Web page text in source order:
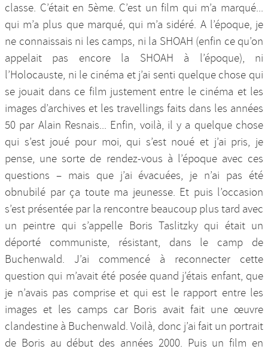
classe. C’était en 5ème. C’est un film qui m’a marqué...
qui m’a plus que marqué, qui m’a sidéré. A l’époque, je
ne connaissais ni les camps, ni la SHOAH (enfin ce qu’on
appelait pas encore la SHOAH à l’époque), ni
l’Holocauste, ni le cinéma et j’ai senti quelque chose qui
se jouait dans ce film justement entre le cinéma et les
images d’archives et les travellings faits dans les années
50 par Alain Resnais... Enfin, voilà, il y a quelque chose
qui s’est joué pour moi, qui s’est noué et j’ai pris, je
pense, une sorte de rendez-vous à l’époque avec ces
questions – mais que j’ai évacuées, je n’ai pas été
obnubilé par ça toute ma jeunesse. Et puis l’occasion
s’est présentée par la rencontre beaucoup plus tard avec
un peintre qui s’appelle Boris Taslitzky qui était un
déporté communiste, résistant, dans le camp de
Buchenwald. J’ai commencé à reconnecter cette
question qui m’avait été posée quand j’étais enfant, que
je n’avais pas comprise et qui est le rapport entre les
images et les camps car Boris avait fait une œuvre
clandestine à Buchenwald. Voilà, donc j’ai fait un portrait
de Boris au début des années 2000. Puis un film en